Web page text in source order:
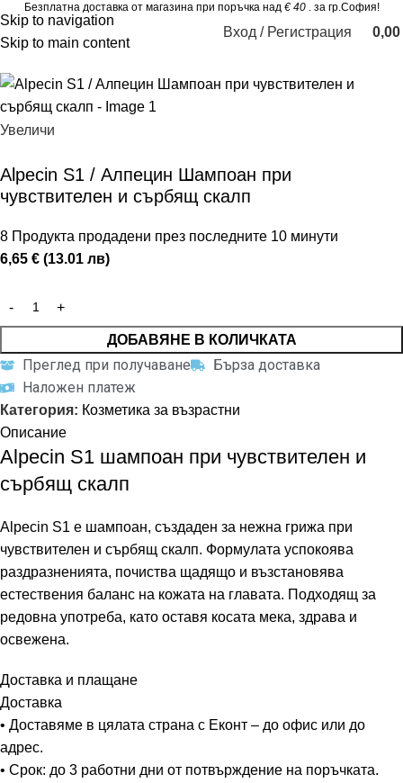
Skip to navigation
Skip to main content
Безплатна доставка от магазина при поръчка над € 40 . за гр.София!
Вход / Регистрация 0,00
Увеличи
Alpecin S1 / Алпецин Шампоан при
чувствителен и сърбящ скалп
8 Продукта продадени през последните 10 минути
6,65 € (13.01 лв)
ДОБАВЯНЕ В КОЛИЧКАТА
Преглед при получаване
Бърза доставка
Наложен платеж
Категория: Козметика за възрастни
Описание
Alpecin S1 шампоан при чувствителен и
сърбящ скалп
Alpecin S1 е шампоан, създаден за нежна грижа при
чувствителен и сърбящ скалп. Формулата успокоява
раздразненията, почиства щадящо и възстановява
естествения баланс на кожата на главата. Подходящ за
редовна употреба, като оставя косата мека, здрава и
освежена.
Доставка и плащане
Доставка
• Доставяме в цялата страна с Еконт – до офис или до
адрес.
• Срок: до 3 работни дни от потвърждение на поръчката.